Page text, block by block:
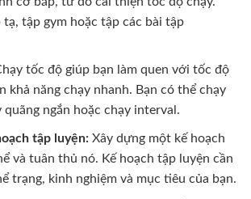
tạ, tập gym hoặc tập các bài tập
tốc độ giúp bạn làm quen với tốc độ
khả năng chạy nhanh. Bạn có thể chạy
ngắn hoặc chạy interval.
tập luyện: Xây dựng một kế hoạch
và tuân thủ nó. Kế hoạch tập luyện cần
trạng, kinh nghiệm và mục tiêu của bạn.